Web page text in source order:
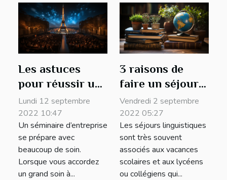
Les astuces
pour réussir un
séminaire
d’entreprise à
Paris ?
Lundi 12 septembre
2022 10:47
Un séminaire d’entreprise
se prépare avec
beaucoup de soin.
Lorsque vous accordez
un grand soin à...
3 raisons de
faire un séjour
linguistique
Vendredi 2 septembre
2022 05:27
Les séjours linguistiques
sont très souvent
associés aux vacances
scolaires et aux lycéens
ou collégiens qui...